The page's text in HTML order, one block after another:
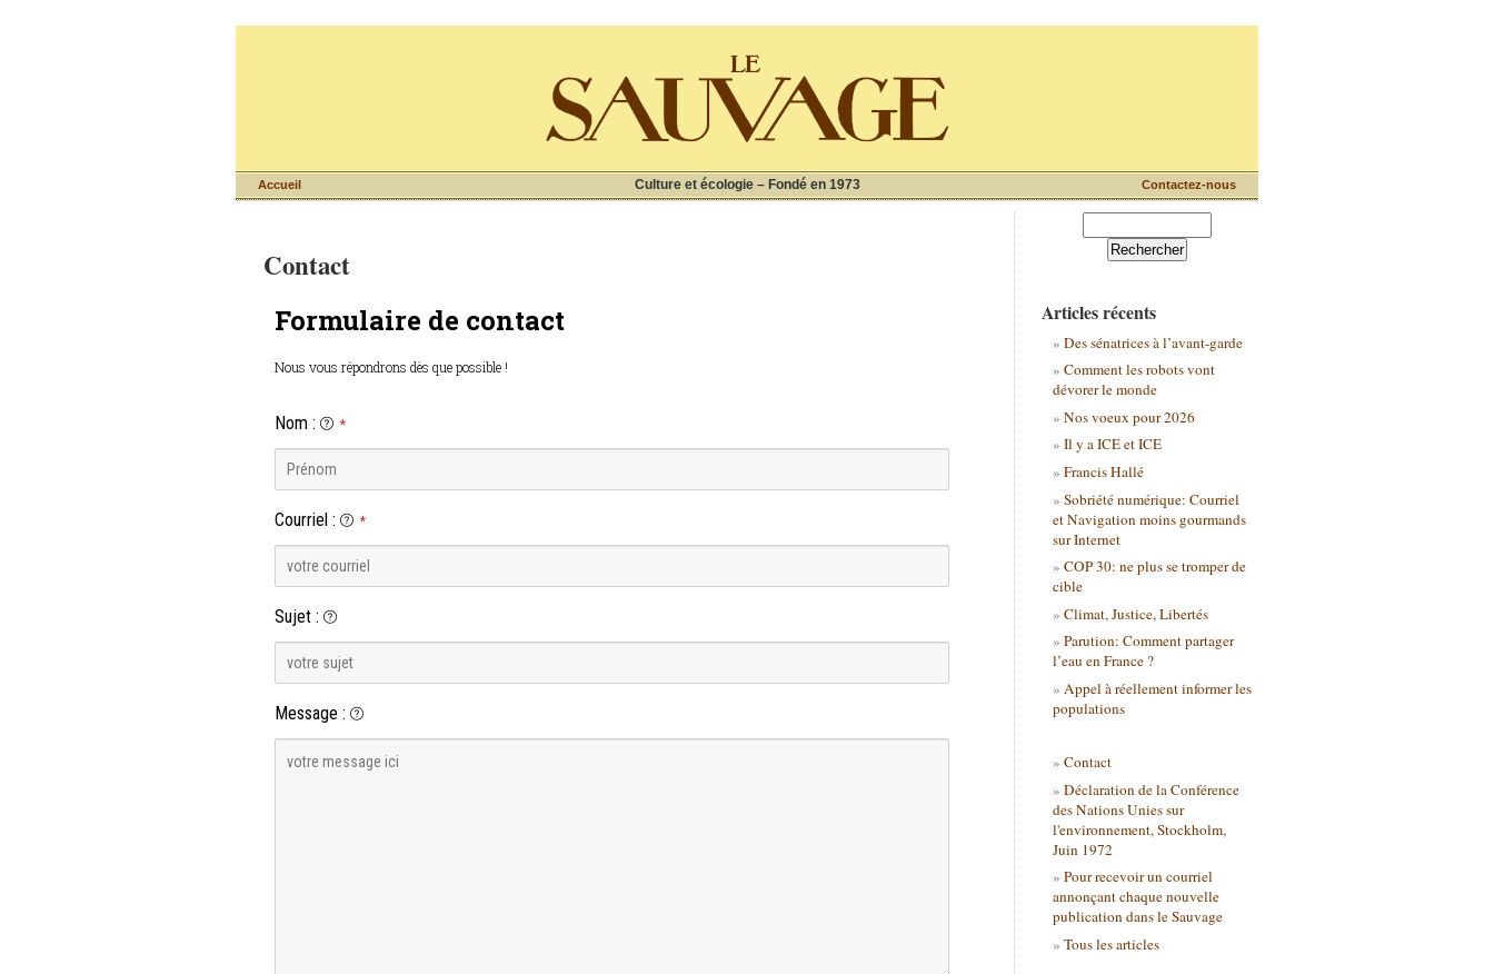
Culture et écologie – Fondé en 1973
Accueil Contactez-nous
Contact
Formulaire de contact
Nous vous répondrons dès que possible !
Nom : *
Courriel : *
Sujet :
Message :
Articles récents
Des sénatrices à l’avant-garde
Comment les robots vont
dévorer le monde
Nos voeux pour 2026
Il y a ICE et ICE
Francis Hallé
Sobriété numérique: Courriel
et Navigation moins gourmands
sur Internet
COP 30: ne plus se tromper de
cible
Climat, Justice, Libertés
Parution: Comment partager
l’eau en France ?
Appel à réellement informer les
populations
Contact
Déclaration de la Conférence
des Nations Unies sur
l'environnement, Stockholm,
Juin 1972
Pour recevoir un courriel
annonçant chaque nouvelle
publication dans le Sauvage
Tous les articles